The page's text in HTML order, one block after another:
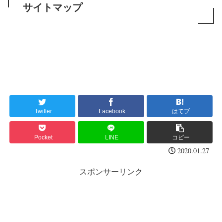
サイトマップ
Twitter Facebook はてブ
Pocket LINE コピー
2020.01.27
スポンサーリンク